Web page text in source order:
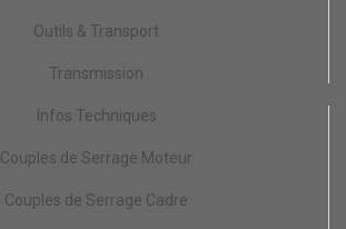
Outils & Transport
Transmission
Infos Techniques
Couples de Serrage Moteur
Couples de Serrage Cadre